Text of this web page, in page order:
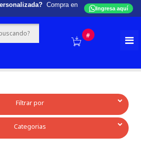
Compra en
Ingresa aquí
#
Filtrar por
Categorias